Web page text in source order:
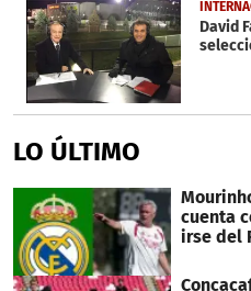
David
LO ÚLTIMO
cuenta
irse del